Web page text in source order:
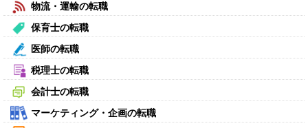
物流・運輸の転職
保育士の転職
医師の転職
税理士の転職
会計士の転職
マーケティング・企画の転職